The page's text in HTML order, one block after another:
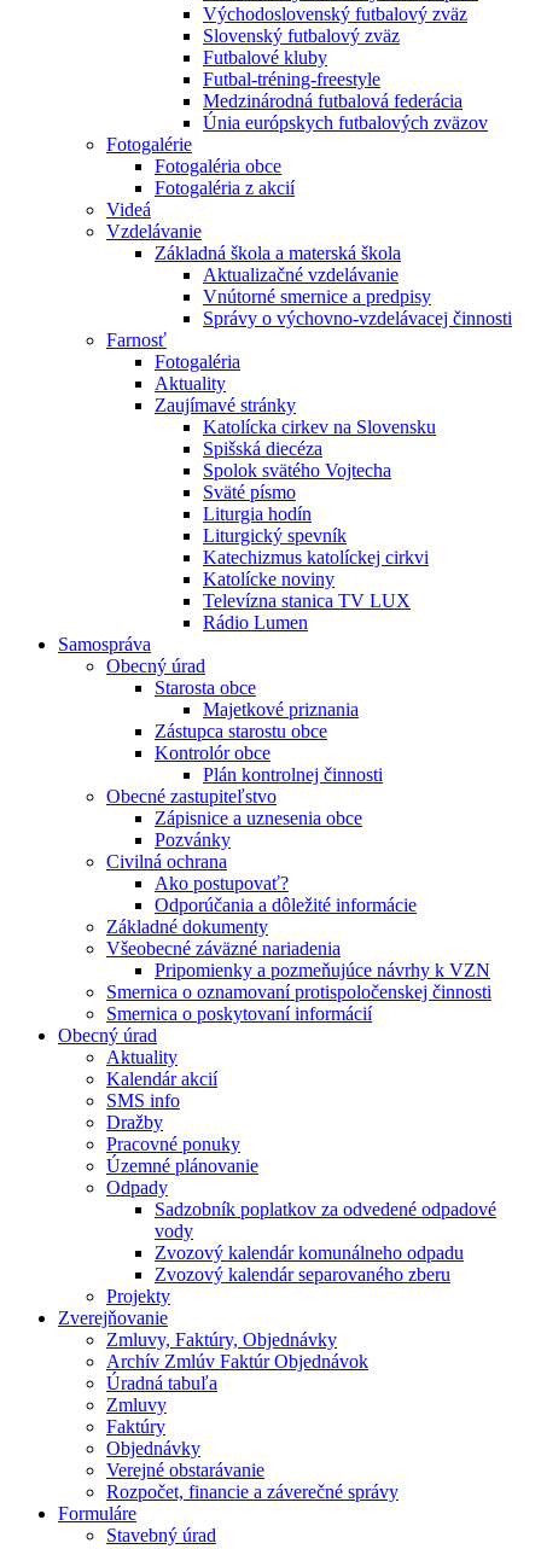
Východoslovenský futbalový zväz
Slovenský futbalový zväz
Futbalové kluby
Futbal-tréning-freestyle
Medzinárodná futbalová federácia
Únia európskych futbalových zväzov
Fotogalérie
Fotogaléria obce
Fotogaléria z akcií
Videá
Vzdelávanie
Základná škola a materská škola
Aktualizačné vzdelávanie
Vnútorné smernice a predpisy
Správy o výchovno-vzdelávacej činnosti
Farnosť
Fotogaléria
Aktuality
Zaujímavé stránky
Katolícka cirkev na Slovensku
Spišská diecéza
Spolok svätého Vojtecha
Sväté písmo
Liturgia hodín
Liturgický spevník
Katechizmus katolíckej cirkvi
Katolícke noviny
Televízna stanica TV LUX
Rádio Lumen
Samospráva
Obecný úrad
Starosta obce
Majetkové priznania
Zástupca starostu obce
Kontrolór obce
Plán kontrolnej činnosti
Obecné zastupiteľstvo
Zápisnice a uznesenia obce
Pozvánky
Civilná ochrana
Ako postupovať?
Odporúčania a dôležité informácie
Základné dokumenty
Všeobecné záväzné nariadenia
Pripomienky a pozmeňujúce návrhy k VZN
Smernica o oznamovaní protispoločenskej činnosti
Smernica o poskytovaní informácií
Obecný úrad
Aktuality
Kalendár akcií
SMS info
Dražby
Pracovné ponuky
Územné plánovanie
Odpady
Sadzobník poplatkov za odvedené odpadové
vody
Zvozový kalendár komunálneho odpadu
Zvozový kalendár separovaného zberu
Projekty
Zverejňovanie
Zmluvy, Faktúry, Objednávky
Archív Zmlúv Faktúr Objednávok
Úradná tabuľa
Zmluvy
Faktúry
Objednávky
Verejné obstarávanie
Rozpočet, financie a záverečné správy
Formuláre
Stavebný úrad